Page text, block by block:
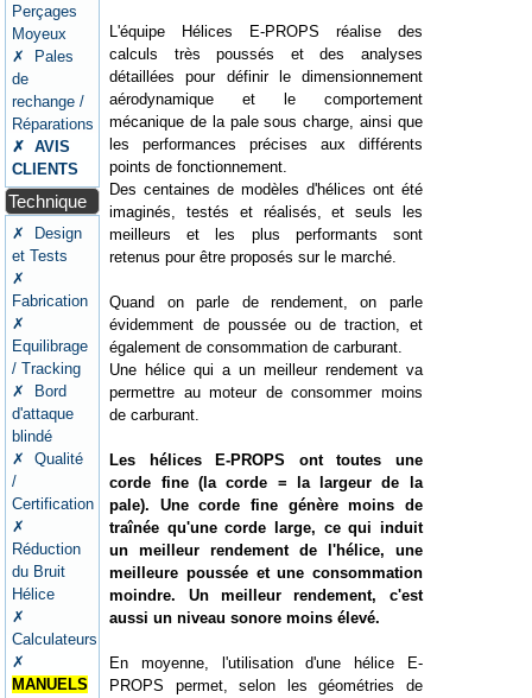
Perçages
Moyeux
✗ Pales
de
rechange /
Réparations
✗ AVIS
CLIENTS
Technique
✗ Design
et Tests
✗
Fabrication
✗
Equilibrage
/ Tracking
✗ Bord
d'attaque
blindé
✗ Qualité
/
Certification
✗
Réduction
du Bruit
Hélice
✗
Calculateurs
✗
MANUELS
L'équipe Hélices E-PROPS réalise des
calculs très poussés et des analyses
détaillées pour définir le dimensionnement
aérodynamique et le comportement
mécanique de la pale sous charge, ainsi que
les performances précises aux différents
points de fonctionnement.
Des centaines de modèles d'hélices ont été
imaginés, testés et réalisés, et seuls les
meilleurs et les plus performants sont
retenus pour être proposés sur le marché.
Quand on parle de rendement, on parle
évidemment de poussée ou de traction, et
également de consommation de carburant.
Une hélice qui a un meilleur rendement va
permettre au moteur de consommer moins
de carburant.
Les hélices E-PROPS ont toutes une
corde fine (la corde = la largeur de la
pale). Une corde fine génère moins de
traînée qu'une corde large, ce qui induit
un meilleur rendement de l'hélice, une
meilleure poussée et une consommation
moindre. Un meilleur rendement, c'est
aussi un niveau sonore moins élevé.
En moyenne, l'utilisation d'une hélice E-
PROPS permet, selon les géométries de